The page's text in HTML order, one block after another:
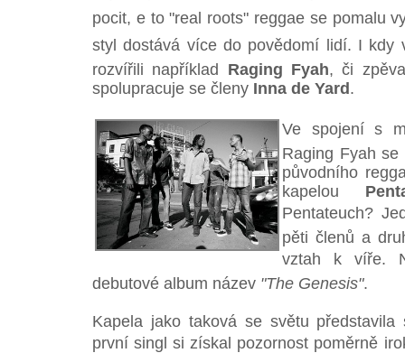
pocit, e to "real roots" reggae se pomalu
styl dostává více do povědomí lidí. I
rozvířili například Raging Fyah, či
spolupracuje se členy Inna de Yard .
Ve spojení s
Raging Fyah
původního
kapelou
Pentateuch?
pěti členů a
vztah k víře.
debutové album název "The Genesis".
Kapela jako taková se světu
první singl si získal pozornost poměrně